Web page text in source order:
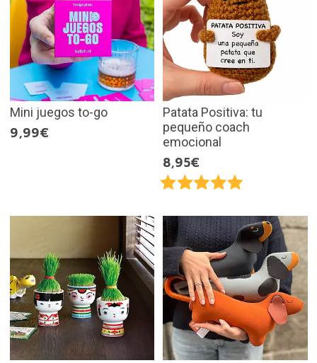
Mini juegos to-go
9,99€
Patata Positiva: tu
pequeño coach
emocional
8,95€